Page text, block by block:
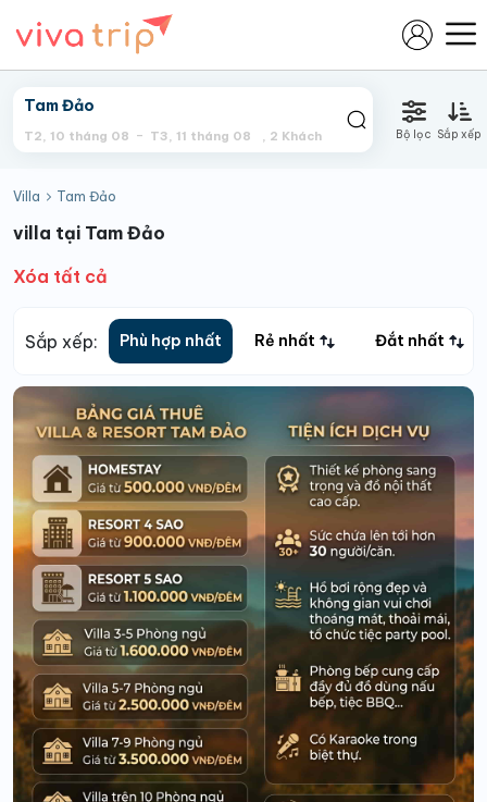
T2, 10 tháng 08 T3, 11 tháng 08 2 Khách Bộ lọc Sắp xếp
Villa Tam Đảo
villa tại Tam Đảo
Xóa tất cả
Sắp xếp: Phù hợp nhất Rẻ nhất Đắt nhất